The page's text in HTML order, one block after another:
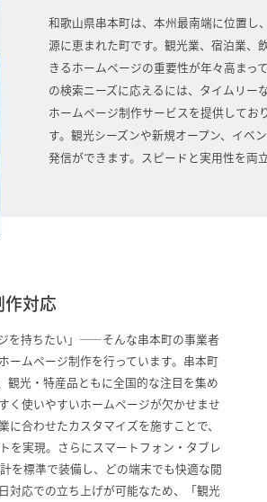
和歌山県串本町は、本州最南端に位置し
源に恵まれた町です。観光業、宿泊業、
きるホームページの重要性が年々高まっ
の検索ニーズに応えるには、タイムリー
ホームページ制作サービスを提供してお
す。観光シーズンや新規オープン、イベ
発信ができます。スピードと実用性を両
対応
を持ちたい」――そんな串本町の事業者
ームページ制作を行っています。串本町
観光・特産品ともに全国的な注目を集め
く使いやすいホームページが欠かせませ
合わせたカスタマイズを施すことで、
を実現。さらにスマートフォン・タブレ
を標準で装備し、どの端末でも快適な閲
対応での立ち上げが可能なため、「観光